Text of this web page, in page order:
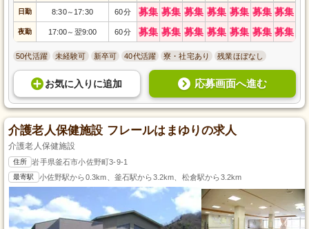
日勤 8:30～ 17:30 60分 募集 募集 募集 募集 募集 募集 募集
夜勤 17:00～ 翌9:00 60分 募集 募集 募集 募集 募集 募集 募集
50代活躍 未経験可 新卒可 40代活躍 寮・社宅あり 残業ほぼなし
お気に入り に追加 応募画面へ進む
介護老人保健施設 フレールはまゆりの求人
介護老人保健施設
住所 岩手県釜石市小佐野町3-9-1
最寄駅 小佐野駅から0.3km、釜石駅から3.2km、松倉駅から3.2km